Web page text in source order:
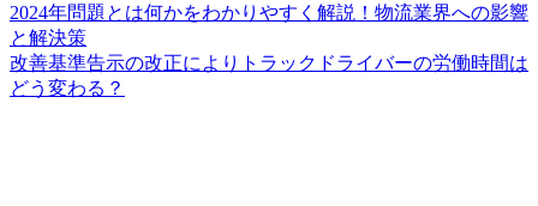
2024年問題とは何かをわかりやすく解説！物流業界への影響
と解決策
改善基準告示の改正によりトラックドライバーの労働時間は
どう変わる？